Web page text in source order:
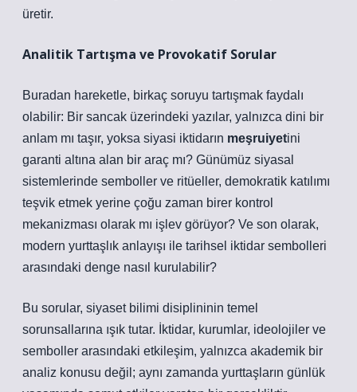
üretir.
Analitik Tartışma ve Provokatif Sorular
Buradan hareketle, birkaç soruyu tartışmak faydalı
olabilir: Bir sancak üzerindeki yazılar, yalnızca dini bir
anlam mı taşır, yoksa siyasi iktidarın meşruiyetini
garanti altına alan bir araç mı? Günümüz siyasal
sistemlerinde semboller ve ritüeller, demokratik katılımı
teşvik etmek yerine çoğu zaman birer kontrol
mekanizması olarak mı işlev görüyor? Ve son olarak,
modern yurttaşlık anlayışı ile tarihsel iktidar sembolleri
arasındaki denge nasıl kurulabilir?
Bu sorular, siyaset bilimi disiplininin temel
sorunsallarına ışık tutar. İktidar, kurumlar, ideolojiler ve
semboller arasındaki etkileşim, yalnızca akademik bir
analiz konusu değil; aynı zamanda yurttaşların günlük